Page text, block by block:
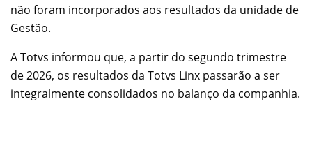
não foram incorporados aos resultados da unidade de
Gestão.
A Totvs informou que, a partir do segundo trimestre
de 2026, os resultados da Totvs Linx passarão a ser
integralmente consolidados no balanço da companhia.